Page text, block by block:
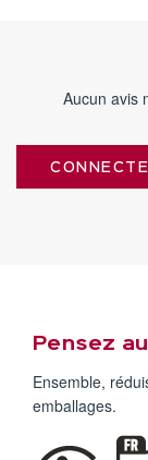
Aucun avis
Pensez
Ensemble,
emballages.